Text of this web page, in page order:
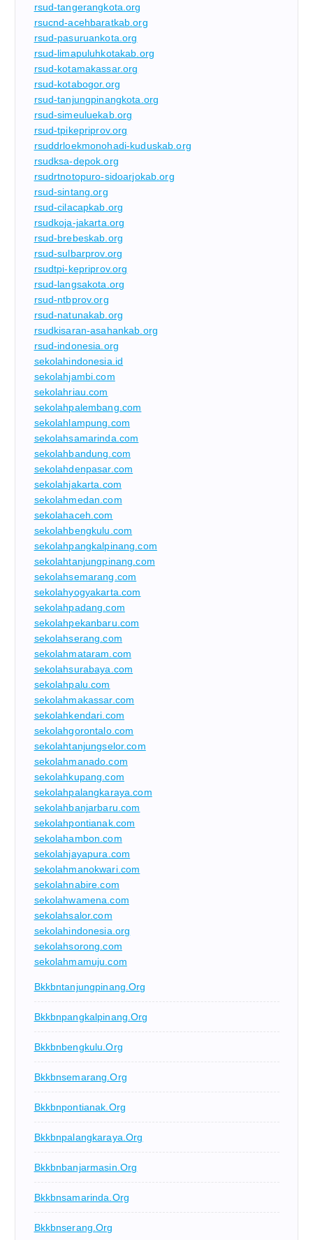
rsud-tangerangkota.org
rsucnd-acehbaratkab.org
rsud-pasuruankota.org
rsud-limapuluhkotakab.org
rsud-kotamakassar.org
rsud-kotabogor.org
rsud-tanjungpinangkota.org
rsud-simeuluekab.org
rsud-tpikepriprov.org
rsuddrloekmonohadi-kuduskab.org
rsudksa-depok.org
rsudrtnotopuro-sidoarjokab.org
rsud-sintang.org
rsud-cilacapkab.org
rsudkoja-jakarta.org
rsud-brebeskab.org
rsud-sulbarprov.org
rsudtpi-kepriprov.org
rsud-langsakota.org
rsud-ntbprov.org
rsud-natunakab.org
rsudkisaran-asahankab.org
rsud-indonesia.org
sekolahindonesia.id
sekolahjambi.com
sekolahriau.com
sekolahpalembang.com
sekolahlampung.com
sekolahsamarinda.com
sekolahbandung.com
sekolahdenpasar.com
sekolahjakarta.com
sekolahmedan.com
sekolahaceh.com
sekolahbengkulu.com
sekolahpangkalpinang.com
sekolahtanjungpinang.com
sekolahsemarang.com
sekolahyogyakarta.com
sekolahpadang.com
sekolahpekanbaru.com
sekolahserang.com
sekolahmataram.com
sekolahsurabaya.com
sekolahpalu.com
sekolahmakassar.com
sekolahkendari.com
sekolahgorontalo.com
sekolahtanjungselor.com
sekolahmanado.com
sekolahkupang.com
sekolahpalangkaraya.com
sekolahbanjarbaru.com
sekolahpontianak.com
sekolahambon.com
sekolahjayapura.com
sekolahmanokwari.com
sekolahnabire.com
sekolahwamena.com
sekolahsalor.com
sekolahindonesia.org
sekolahsorong.com
sekolahmamuju.com
Bkkbntanjungpinang.org
Bkkbnpangkalpinang.org
Bkkbnbengkulu.org
Bkkbnsemarang.org
Bkkbnpontianak.org
Bkkbnpalangkaraya.org
Bkkbnbanjarmasin.org
Bkkbnsamarinda.org
Bkkbnserang.org